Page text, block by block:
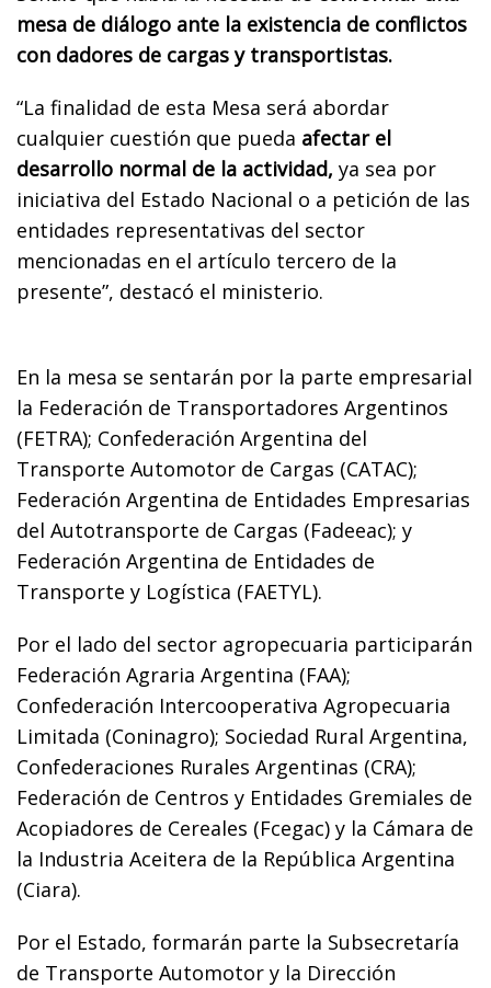
mesa de diálogo ante la existencia de conflictos
con dadores de cargas y transportistas.
“La finalidad de esta Mesa será abordar
cualquier cuestión que pueda afectar el
desarrollo normal de la actividad, ya sea por
iniciativa del Estado Nacional o a petición de las
entidades representativas del sector
mencionadas en el artículo tercero de la
presente”, destacó el ministerio.
En la mesa se sentarán por la parte empresarial
la Federación de Transportadores Argentinos
(FETRA); Confederación Argentina del
Transporte Automotor de Cargas (CATAC);
Federación Argentina de Entidades Empresarias
del Autotransporte de Cargas (Fadeeac); y
Federación Argentina de Entidades de
Transporte y Logística (FAETYL).
Por el lado del sector agropecuaria participarán
Federación Agraria Argentina (FAA);
Confederación Intercooperativa Agropecuaria
Limitada (Coninagro); Sociedad Rural Argentina,
Confederaciones Rurales Argentinas (CRA);
Federación de Centros y Entidades Gremiales de
Acopiadores de Cereales (Fcegac) y la Cámara de
la Industria Aceitera de la República Argentina
(Ciara).
Por el Estado, formarán parte la Subsecretaría
de Transporte Automotor y la Dirección